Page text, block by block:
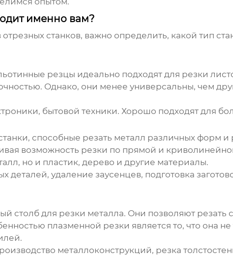
именно вам?
станков, важно определить, какой тип
резцы идеально подходят для резки
Однако, они менее универсальны, чем
бытовой техники. Хорошо подходят для
способные резать металл различных форм
возможность резки по прямой и
но и пластик, дерево и другие материалы.
деталей, удаление заусенцев, подготовка
столб для резки металла. Они позволяют
плазменной резки является то, что она
металлоконструкций, резка